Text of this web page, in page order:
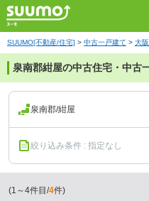
SUUMO[不動産/住宅] > 中古一戸建て > 大
泉南郡紺屋の中古住宅・中古
泉南郡/紺屋
絞り込み条件 : 指定なし
(1 ～4件目/4件)